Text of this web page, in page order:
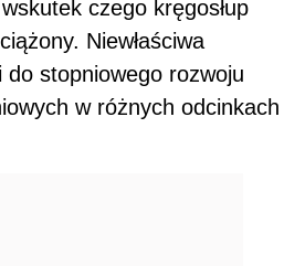
czego kręgosłup
Niewłaściwa
do stopniowego rozwoju
w różnych odcinkach